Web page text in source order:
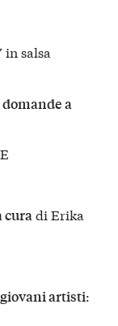
in salsa
a
curadi Erika
artisti: